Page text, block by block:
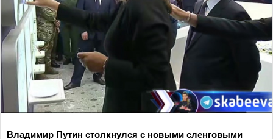
Владимир Путин столкнулся с новыми сленговыми